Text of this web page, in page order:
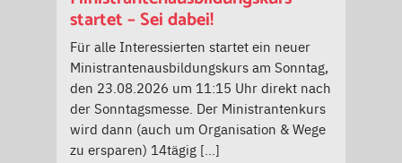
startet – Sei dabei!
Für alle Interessierten startet ein neuer
Ministrantenausbildungskurs am Sonntag,
den 23.08.2026 um 11:15 Uhr direkt nach
der Sonntagsmesse. Der Ministrantenkurs
wird dann (auch um Organisation & Wege
zu ersparen) 14tägig […]